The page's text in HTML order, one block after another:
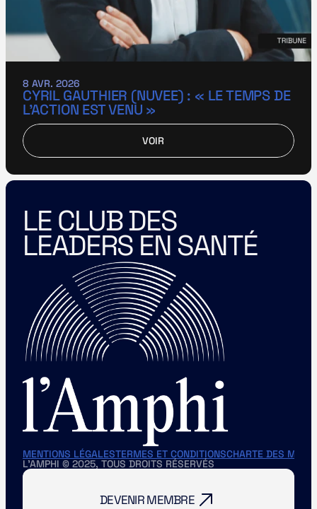
8 AVR. 2026
CYRIL GAUTHIER (NUVEE) : « LE TEMPS DE
L’ACTION EST VENU »
VOIR
MENTIONS LÉGALESTERMES ET CONDITIONSCHARTE DES
L'AMPHI © 2025, TOUS DROITS RÉSERVÉS
LE CLUB DES
LEADERS EN SANTÉ
DEVENIR MEMBRE